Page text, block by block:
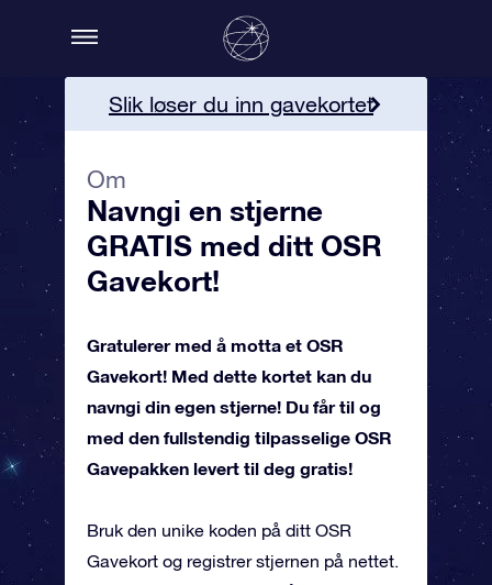
Slik løser du inn gavekortet
Bestill OSR Gavekortet!
Om
Navngi en stjerne
GRATIS med ditt OSR
Gavekort!
Gratulerer med å motta et OSR
Gavekort! Med dette kortet kan du
navngi din egen stjerne! Du får til og
med den fullstendig tilpasselige OSR
Gavepakken levert til deg gratis!
Bruk den unike koden på ditt OSR
Gavekort og registrer stjernen på nettet.